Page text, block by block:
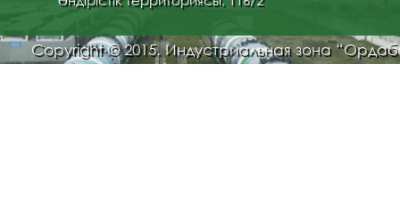
Copyright © 2015. Индустриальная зона